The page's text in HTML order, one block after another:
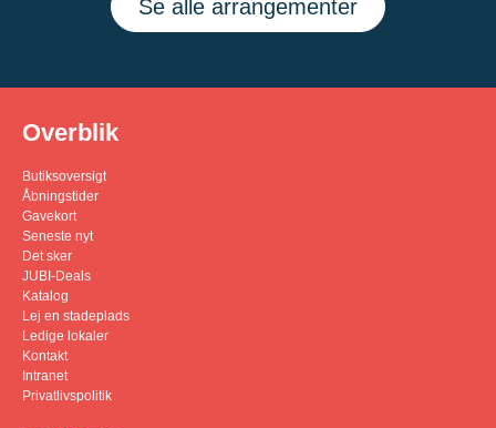
Se alle arrangementer
Overblik
Butiksoversigt
Åbningstider
Gavekort
Seneste nyt
Det sker
JUBI-Deals
Katalog
Lej en stadeplads
Ledige lokaler
Kontakt
Intranet
Privatlivspolitik